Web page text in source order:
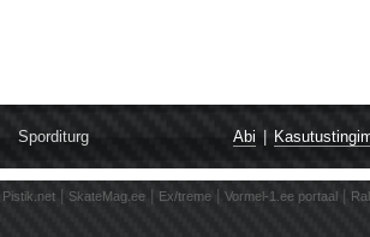
Sporditurg Abi
Pistik.net SkateMag.ee Ex/treme Vormel-1.ee portaal